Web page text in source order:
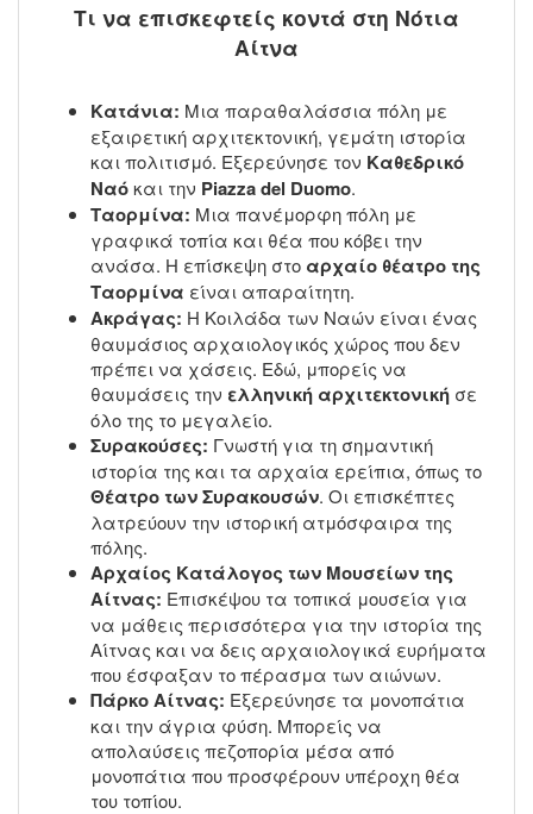
Τι να επισκεφτείς κοντά στη Νότια
Αίτνα
Κατάνια: Μια παραθαλάσσια πόλη με
εξαιρετική αρχιτεκτονική, γεμάτη ιστορία
και πολιτισμό. Εξερεύνησε τον Καθεδρικό
Ναόκαι την Piazza del Duomo.
Ταορμίνα: Μια πανέμορφη πόλη με
γραφικά τοπία και θέα που κόβει την
ανάσα. Η επίσκεψη στο αρχαίο θέατρο της
Ταορμίνα είναι απαραίτητη.
Ακράγας: Η Κοιλάδα των Ναών είναι ένας
θαυμάσιος αρχαιολογικός χώρος που δεν
πρέπει να χάσεις. Εδώ, μπορείς να
θαυμάσεις την ελληνική αρχιτεκτονική σε
όλο της το μεγαλείο.
Συρακούσες: Γνωστή για τη σημαντική
ιστορία της και τα αρχαία ερείπια, όπως το
Θέατρο των Συρακουσών. Οι επισκέπτες
λατρεύουν την ιστορική ατμόσφαιρα της
πόλης.
Αρχαίος Κατάλογος των Μουσείων της
Αίτνας: Επισκέψου τα τοπικά μουσεία για
να μάθεις περισσότερα για την ιστορία της
Αίτνας και να δεις αρχαιολογικά ευρήματα
που έσφαξαν το πέρασμα των αιώνων.
Πάρκο Αίτνας: Εξερεύνησε τα μονοπάτια
και την άγρια φύση. Μπορείς να
απολαύσεις πεζοπορία μέσα από
μονοπάτια που προσφέρουν υπέροχη θέα
του τοπίου.